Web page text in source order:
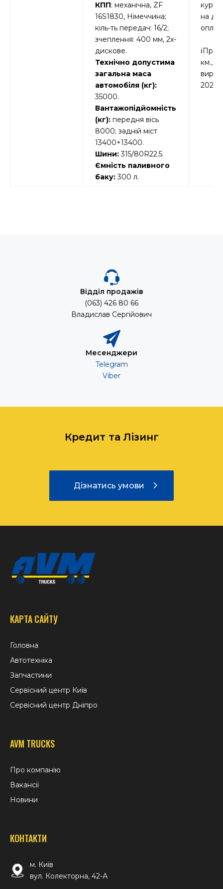
КПП: механічна, ZF
16S1830, Німеччина;
кіль-ть передач: 16/2;
зчеплення: 400 мм, 2х-
дискове.
Технічно допустима
загальна маса
автомобіля (кг):
35000.
Вантажопідйомність
(кг): передня вісь
8000; задній міст
13400+13400.
Шини:315/80R22.5.
Ємність паливного
баку:300 л.
на
км.,
2021
Відділ продажів
(063) 426 80 66
Владислав Сергійович
Месенджери
Telegram
Viber
Кредит та Лізинг
Дізнатись умови
КАРТА САЙТУ
Головна
Автотехніка
Запчастини
Сервісний центр Київ
Сервісний центр Дніпро
AVM TRUCKS
Про компанію
Вакансії
Новини
КОНТАКТИ
м. Київ
вул. Колекторна, 42-А